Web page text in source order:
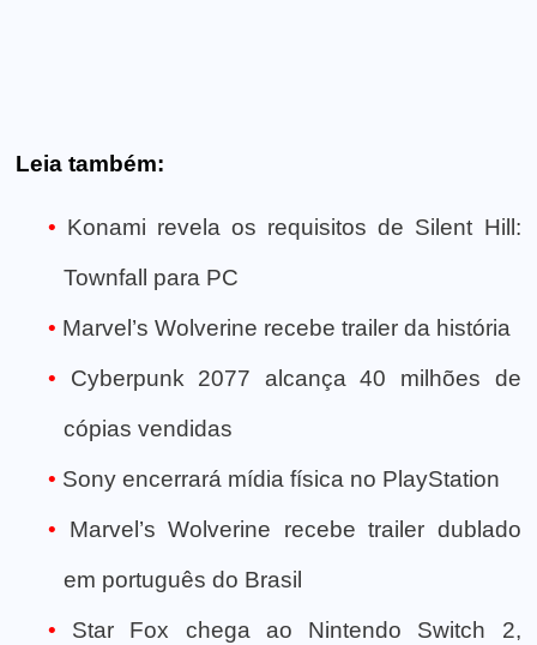
Leia também:
Konami revela os requisitos de Silent Hill:
Townfall para PC
Marvel’s Wolverine recebe trailer da história
Cyberpunk 2077 alcança 40 milhões de
cópias vendidas
Sony encerrará mídia física no PlayStation
Marvel’s Wolverine recebe trailer dublado
em português do Brasil
Star Fox chega ao Nintendo Switch 2,